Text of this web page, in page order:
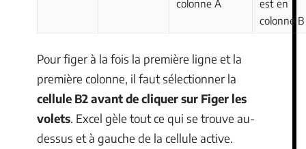
colonne A
est en
colonne B
Pour figer à la fois la première ligne et la
première colonne, il faut sélectionner la
cellule B2 avant de cliquer sur Figer les
volets. Excel gèle tout ce qui se trouve au-
dessus et à gauche de la cellule active.